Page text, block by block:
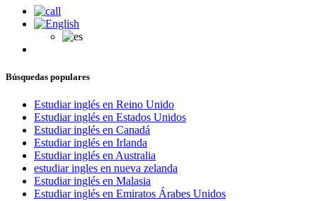
Búsquedas populares
Estudiar inglés en Reino Unido
Estudiar inglés en Estados Unidos
Estudiar inglés en Canadá
Estudiar inglés en Irlanda
Estudiar inglés en Australia
estudiar ingles en nueva zelanda
Estudiar inglés en Malasia
Estudiar inglés en Emiratos Árabes Unidos